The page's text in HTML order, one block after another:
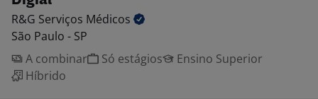
R&G Serviços Médicos
São Paulo - SP
A combinar
Só estágios
Ensino Superior
Híbrido